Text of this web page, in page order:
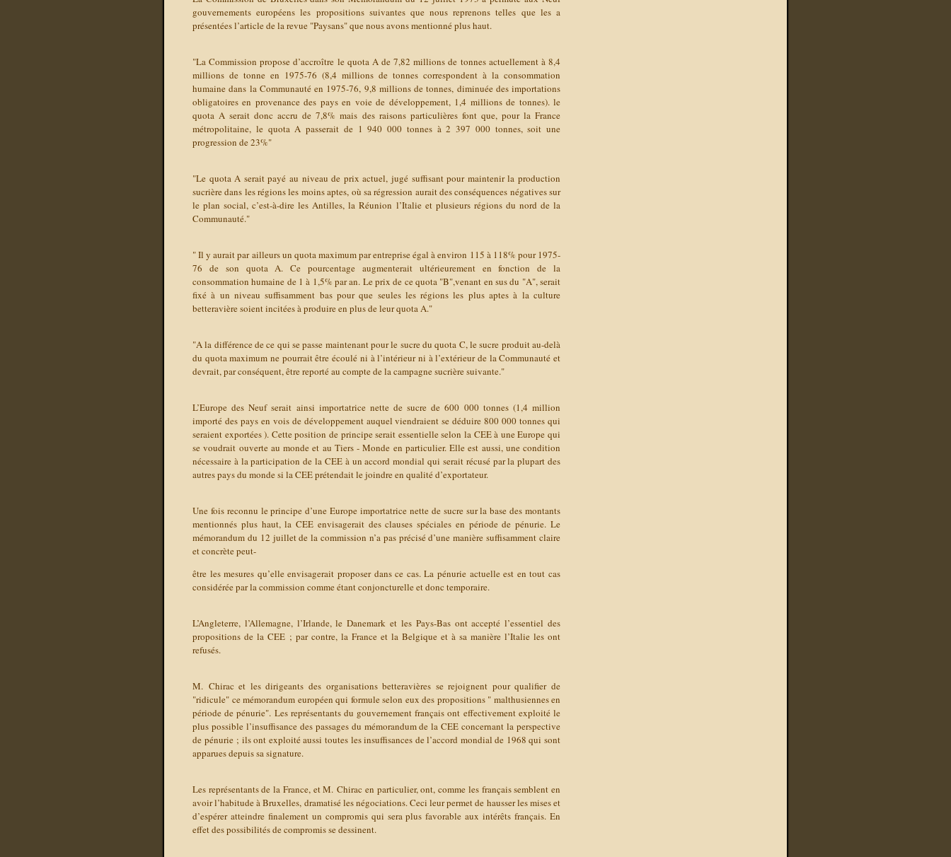
gouvernements européens les propositions suivantes que nous reprenons telles que les a
présentées l’article de la revue "Paysans" que nous avons mentionné plus haut.
"La Commission propose d’accroître le quota A de 7,82 millions de tonnes actuellement à 8,4
millions de tonne en 1975-76 (8,4 millions de tonnes correspondent à la consommation
humaine dans la Communauté en 1975-76, 9,8 millions de tonnes, diminuée des importations
obligatoires en provenance des pays en voie de développement, 1,4 millions de tonnes). le
quota A serait donc accru de 7,8% mais des raisons particulières font que, pour la France
métropolitaine, le quota A passerait de 1 940 000 tonnes à 2 397 000 tonnes, soit une
progression de 23%"
"Le quota A serait payé au niveau de prix actuel, jugé suffisant pour maintenir la production
sucrière dans les régions les moins aptes, où sa régression aurait des conséquences négatives sur
le plan social, c’est-à-dire les Antilles, la Réunion l’Italie et plusieurs régions du nord de la
Communauté."
" Il y aurait par ailleurs un quota maximum par entreprise égal à environ 115 à 118% pour 1975-
76 de son quota A. Ce pourcentage augmenterait ultérieurement en fonction de la
consommation humaine de 1 à 1,5% par an. Le prix de ce quota "B",venant en sus du "A", serait
fixé à un niveau suffisamment bas pour que seules les régions les plus aptes à la culture
betteravière soient incitées à produire en plus de leur quota A."
"A la différence de ce qui se passe maintenant pour le sucre du quota C, le sucre produit au-delà
du quota maximum ne pourrait être écoulé ni à l’intérieur ni à l’extérieur de la Communauté et
devrait, par conséquent, être reporté au compte de la campagne sucrière suivante."
L’Europe des Neuf serait ainsi importatrice nette de sucre de 600 000 tonnes (1,4 million
importé des pays en vois de développement auquel viendraient se déduire 800 000 tonnes qui
seraient exportées ). Cette position de principe serait essentielle selon la CEE à une Europe qui
se voudrait ouverte au monde et au Tiers - Monde en particulier. Elle est aussi, une condition
nécessaire à la participation de la CEE à un accord mondial qui serait récusé par la plupart des
autres pays du monde si la CEE prétendait le joindre en qualité d’exportateur.
Une fois reconnu le principe d’une Europe importatrice nette de sucre sur la base des montants
mentionnés plus haut, la CEE envisagerait des clauses spéciales en période de pénurie. Le
mémorandum du 12 juillet de la commission n’a pas précisé d’une manière suffisamment claire
et concrète peut-
être les mesures qu’elle envisagerait proposer dans ce cas. La pénurie actuelle est en tout cas
considérée par la commission comme étant conjoncturelle et donc temporaire.
L’Angleterre, l’Allemagne, l’Irlande, le Danemark et les Pays-Bas ont accepté l’essentiel des
propositions de la CEE ; par contre, la France et la Belgique et à sa manière l’Italie les ont
refusés.
M. Chirac et les dirigeants des organisations betteravières se rejoignent pour qualifier de
"ridicule" ce mémorandum européen qui formule selon eux des propositions " malthusiennes en
période de pénurie". Les représentants du gouvernement français ont effectivement exploité le
plus possible l’insuffisance des passages du mémorandum de la CEE concernant la perspective
de pénurie ; ils ont exploité aussi toutes les insuffisances de l’accord mondial de 1968 qui sont
apparues depuis sa signature.
Les représentants de la France, et M. Chirac en particulier, ont, comme les français semblent en
avoir l’habitude à Bruxelles, dramatisé les négociations. Ceci leur permet de hausser les mises et
d’espérer atteindre finalement un compromis qui sera plus favorable aux intérêts français. En
effet des possibilités de compromis se dessinent.